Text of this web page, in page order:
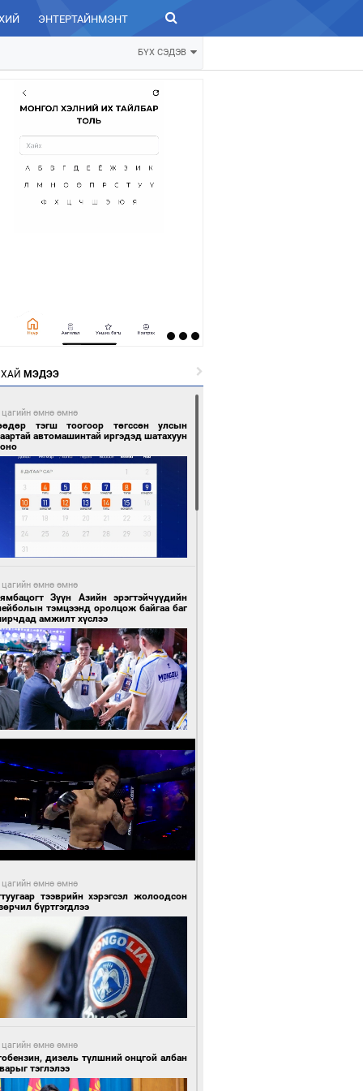
ЭНТЕРТАЙНМЭНТ ЗУРХАЙ
БҮХ СЭДЭВ
МЭДЭЭ
цагийн өмнө өмнө
тэгш тоогоор төгссөн улсын
автомашинтай иргэдэд шатахуун
цагийн өмнө өмнө
Зүүн Азийн эрэгтэйчүүдийн
тэмцээнд оролцож байгаа баг
амжилт хүслээ
цагийн өмнө өмнө
тээврийн хэрэгсэл жолоодсон
бүртгэгдлээ
цагийн өмнө өмнө
дизель түлшний онцгой албан
тэглэлээ